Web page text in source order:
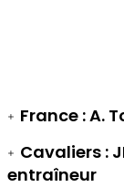
France : A.
Cavaliers :
entraîneur